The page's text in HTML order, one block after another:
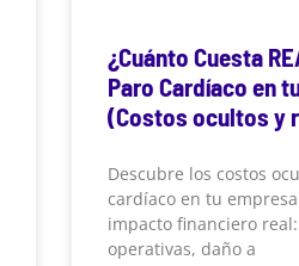
¿Cuánto Cuesta
Paro Cardíaco en
(Costos ocultos y
Descubre los costos
cardíaco en tu
impacto financiero
operativas, daño a